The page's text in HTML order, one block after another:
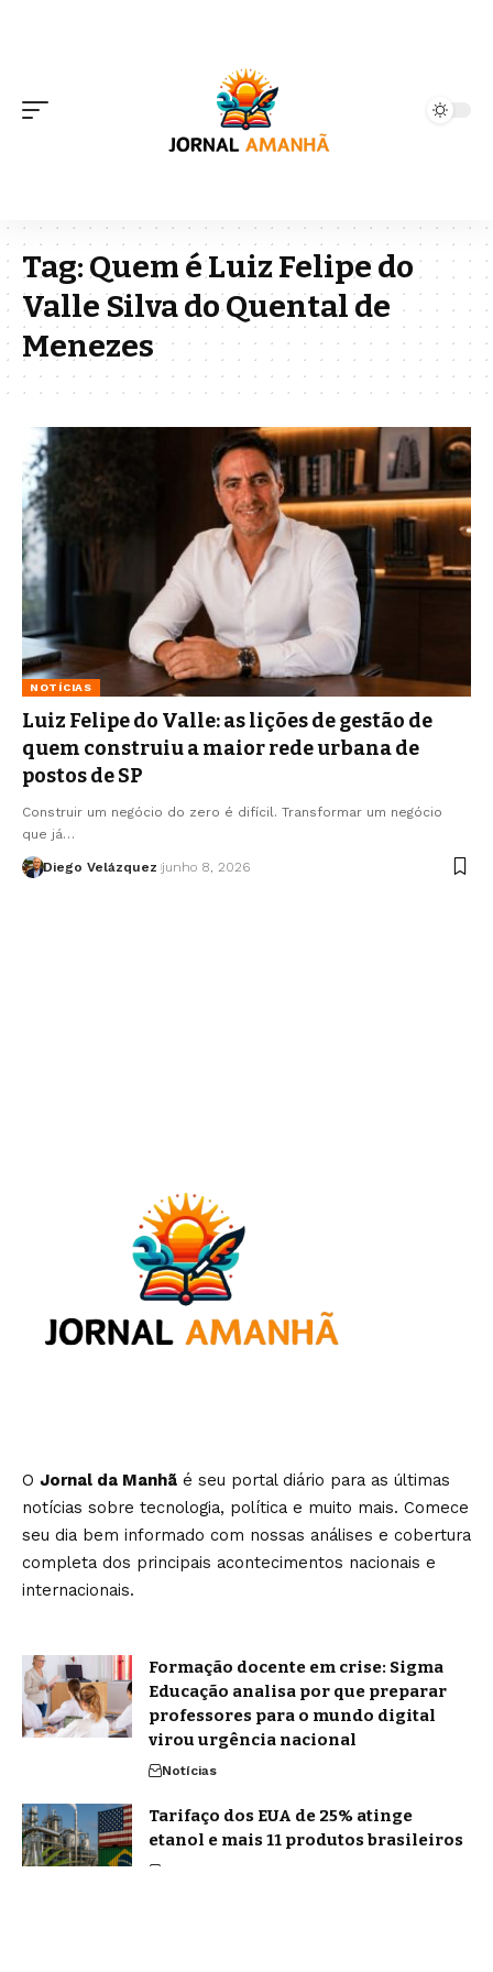
Tag:Quem é Luiz Felipe do
Valle Silva do Quental de
Menezes
NOTÍCIAS
Luiz Felipe do Valle: as lições de gestão de
quem construiu a maior rede urbana de
postos de SP
Construir um negócio do zero é difícil. Transformar um negócio
que já…
Diego Velázquez junho 8, 2026
O Jornal da Manhã é seu portal diário para as últimas
notícias sobre tecnologia, política e muito mais. Comece
seu dia bem informado com nossas análises e cobertura
completa dos principais acontecimentos nacionais e
internacionais.
Formação docente em crise: Sigma
Educação analisa por que preparar
professores para o mundo digital
virou urgência nacional
Notícias
Tarifaço dos EUA de 25% atinge
etanol e mais 11 produtos brasileiros